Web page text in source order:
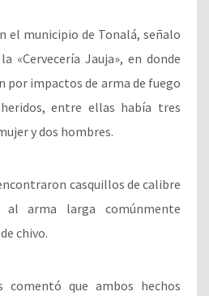
el municipio de Tonalá, señalo
«Cervecería Jauja», en donde
por impactos de arma de fuego
entre ellas había tres
y dos hombres.
casquillos de calibre
al arma larga comúnmente
chivo.
comentó que ambos hechos